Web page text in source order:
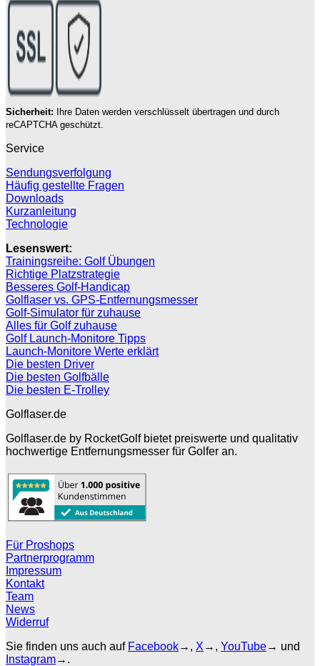
Sicherheit: Ihre Daten werden verschlüsselt übertragen und durch
reCAPTCHA geschützt.
Service
Sendungsverfolgung
Häufig gestellte Fragen
Downloads
Kurzanleitung
Technologie
Lesenswert:
Trainingsreihe: Golf Übungen
Richtige Platzstrategie
Besseres Golf-Handicap
Golflaser vs. GPS-Entfernungsmesser
Golf-Simulator für zuhause
Alles für Golf zuhause
Golf Launch-Monitore Tipps
Launch-Monitore Werte erklärt
Die besten Driver
Die besten Golfbälle
Die besten E-Trolley
Golflaser.de
Golflaser.de by RocketGolf bietet preiswerte und qualitativ
hochwertige Entfernungsmesser für Golfer an.
Für Proshops
Partnerprogramm
Impressum
Kontakt
Team
News
Widerruf
Sie finden uns auch auf Facebook→, X →, YouTube→ und
Instagram→.